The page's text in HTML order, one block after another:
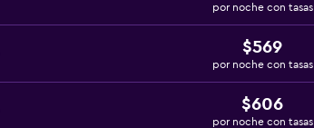
por noche con tasas
$569
por noche con tasas
$606
por noche con tasas